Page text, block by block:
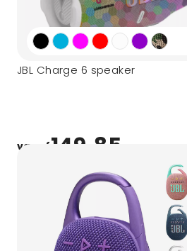
JBL Charge 6 speaker
vanaf149,85